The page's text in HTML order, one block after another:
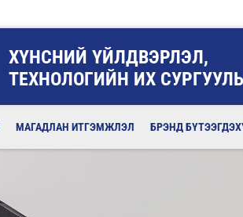
ХҮНСНИЙ ҮЙЛДВЭРЛЭЛ,
ТЕХНОЛОГИЙН ИХ СУРГУУЛЬ
МАГАДЛАН ИТГЭМЖЛЭЛ БРЭНД